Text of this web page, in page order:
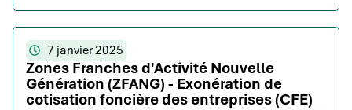
7 janvier 2025
Zones Franches d'Activité Nouvelle
Génération (ZFANG) - Exonération de
cotisation foncière des entreprises (CFE)